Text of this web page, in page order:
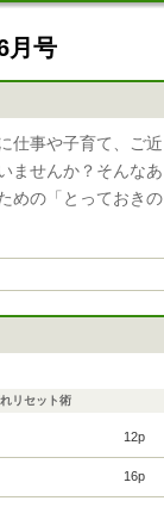
月号
仕事や子育て、ご近
ませんか？そんなあ
めの「とっておきの
リセット術
12p
16p